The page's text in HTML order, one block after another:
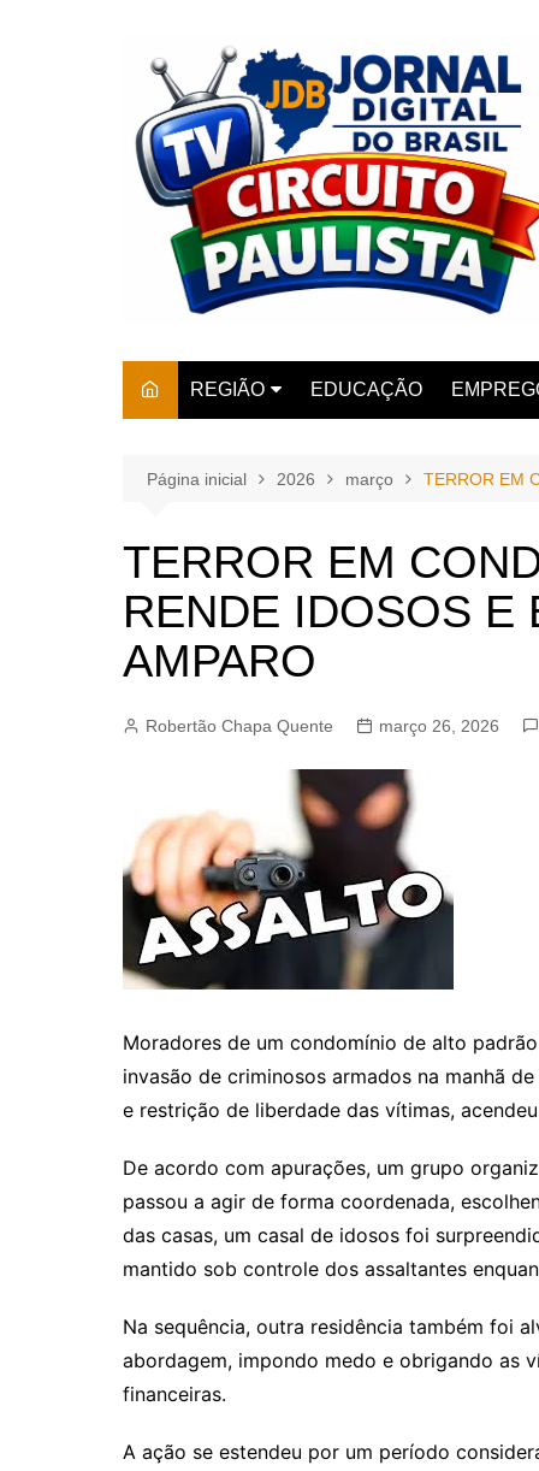
REGIÃO
AMPARO
JUNDIAÍ
EDUCAÇÃO
Página inicial 2026 março TERROR EM
TERROR EM
RENDE IDOSOS E
AMPARO
Robertão Chapa Quente março 26, 2026
Moradores de um condomínio de alto
invasão de criminosos armados na manhã
e restrição de liberdade das vítimas,
De acordo com apurações, um grupo
passou a agir de forma coordenada,
das casas, um casal de idosos foi
mantido sob controle dos assaltantes
Na sequência, outra residência também foi
abordagem, impondo medo e obrigando as
financeiras.
A ação se estendeu por um período